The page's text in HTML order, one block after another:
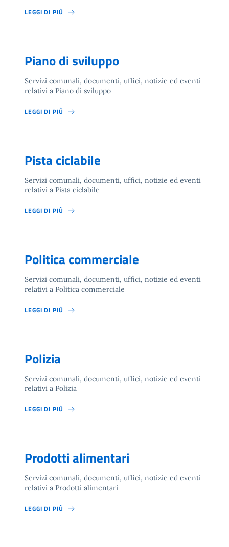
LEGGI DI PIÙ
Piano di sviluppo
Servizi comunali, documenti, uffici, notizie ed eventi
relativi a Piano di sviluppo
LEGGI DI PIÙ
Pista ciclabile
Servizi comunali, documenti, uffici, notizie ed eventi
relativi a Pista ciclabile
LEGGI DI PIÙ
Politica commerciale
Servizi comunali, documenti, uffici, notizie ed eventi
relativi a Politica commerciale
LEGGI DI PIÙ
Polizia
Servizi comunali, documenti, uffici, notizie ed eventi
relativi a Polizia
LEGGI DI PIÙ
Prodotti alimentari
Servizi comunali, documenti, uffici, notizie ed eventi
relativi a Prodotti alimentari
LEGGI DI PIÙ